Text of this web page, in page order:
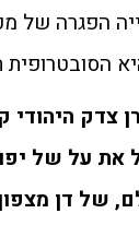
הפגרה של
צדק היהודי
את על של
של דן